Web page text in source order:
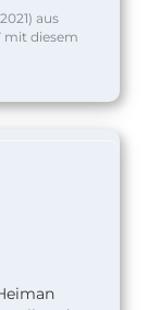
) aus
mit diesem